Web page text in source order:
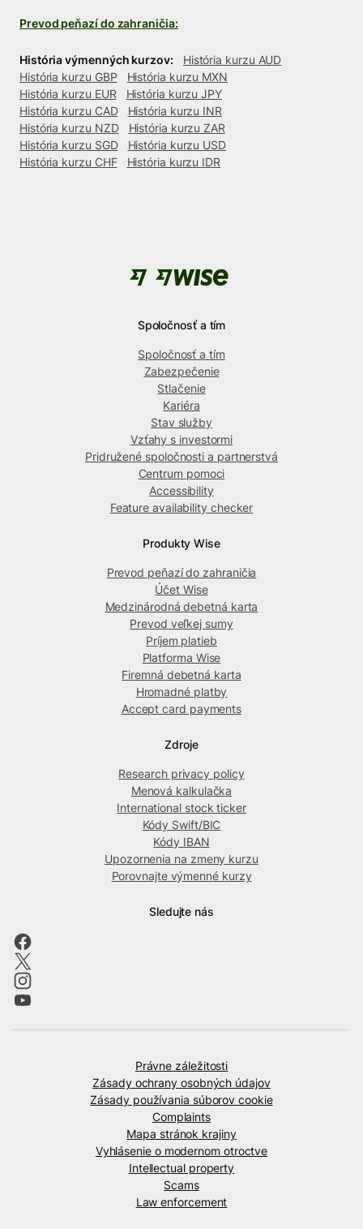
Prevod peňazí do zahraničia:
História výmenných kurzov:
História kurzu AUD
História kurzu GBP
História kurzu MXN
História kurzu EUR
História kurzu JPY
História kurzu CAD
História kurzu INR
História kurzu NZD
História kurzu ZAR
História kurzu SGD
História kurzu USD
História kurzu CHF
História kurzu IDR
Spoločnosť a tím
Spoločnosť a tím
Zabezpečenie
Stlačenie
Kariéra
Stav služby
Vzťahy s investormi
Pridružené spoločnosti a partnerstvá
Centrum pomoci
Accessibility
Feature availability checker
Produkty Wise
Prevod peňazí do zahraničia
Účet Wise
Medzinárodná debetná karta
Prevod veľkej sumy
Príjem platieb
Platforma Wise
Firemná debetná karta
Hromadné platby
Accept card payments
Zdroje
Research privacy policy
Menová kalkulačka
International stock ticker
Kódy Swift/BIC
Kódy IBAN
Upozornenia na zmeny kurzu
Porovnajte výmenné kurzy
Sledujte nás
Právne záležitosti
Zásady ochrany osobných údajov
Zásady používania súborov cookie
Complaints
Mapa stránok krajiny
Vyhlásenie o modernom otroctve
Intellectual property
Scams
Law enforcement